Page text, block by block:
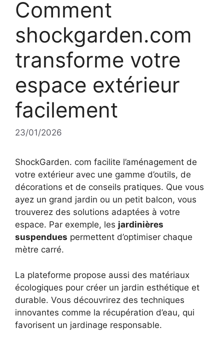
Comment
shockgarden.com
transforme votre
espace extérieur
facilement
23/01/2026
ShockGarden. com facilite l’aménagement de
votre extérieur avec une gamme d’outils, de
décorations et de conseils pratiques. Que vous
ayez un grand jardin ou un petit balcon, vous
trouverez des solutions adaptées à votre
espace. Par exemple, les jardinières
suspendues permettent d’optimiser chaque
mètre carré.
La plateforme propose aussi des matériaux
écologiques pour créer un jardin esthétique et
durable. Vous découvrirez des techniques
innovantes comme la récupération d’eau, qui
favorisent un jardinage responsable.